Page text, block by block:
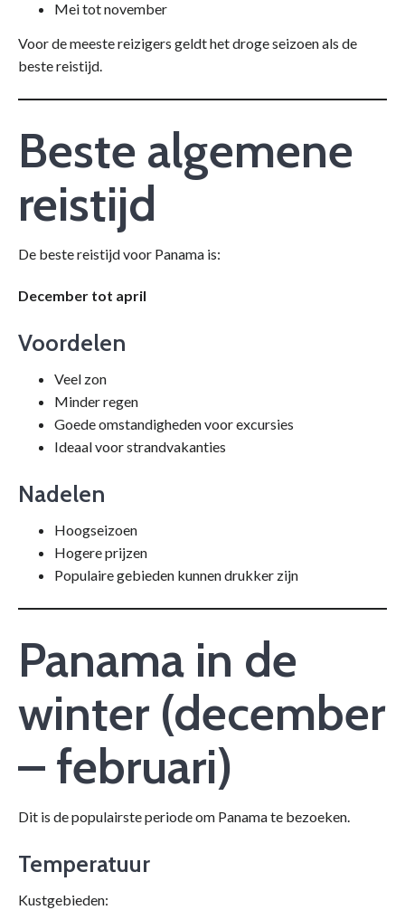
Mei tot november
Voor de meeste reizigers geldt het droge seizoen als de
beste reistijd.
Beste algemene
reistijd
De beste reistijd voor Panama is:
December tot april
Voordelen
Veel zon
Minder regen
Goede omstandigheden voor excursies
Ideaal voor strandvakanties
Nadelen
Hoogseizoen
Hogere prijzen
Populaire gebieden kunnen drukker zijn
Panama in de
winter (december
– februari)
Dit is de populairste periode om Panama te bezoeken.
Temperatuur
Kustgebieden: